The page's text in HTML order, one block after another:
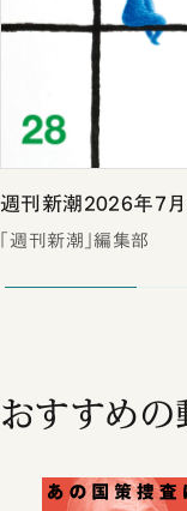
週刊新潮2026年7
「週刊新潮」編集部
おすすめの